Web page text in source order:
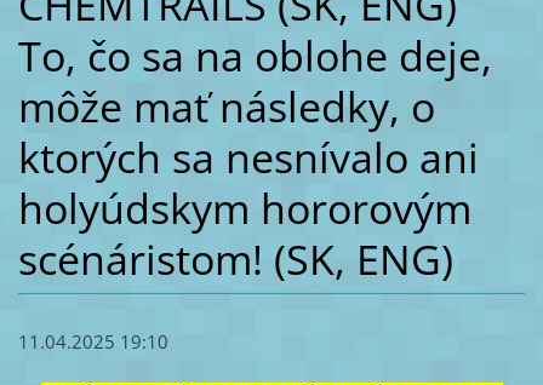
To, čo sa na oblohe deje,
môže mať následky, o
ktorých sa nesnívalo ani
holyúdskym hororovým
scénáristom! (SK, ENG)
11.04.2025 19:10